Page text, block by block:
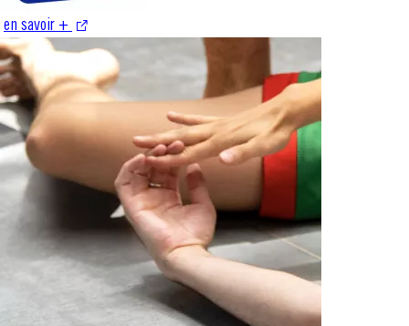
en savoir +